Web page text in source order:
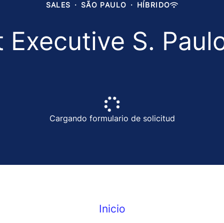
SALES · SÃO PAULO · HÍBRIDO
S.
Cargando formulario de solicitud
Inicio